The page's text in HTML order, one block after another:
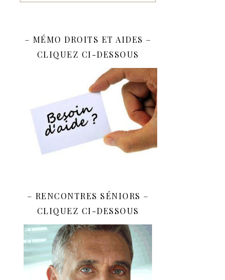
– MÉMO DROITS ET AIDES –
CLIQUEZ CI-DESSOUS
– RENCONTRES SÉNIORS –
CLIQUEZ CI-DESSOUS